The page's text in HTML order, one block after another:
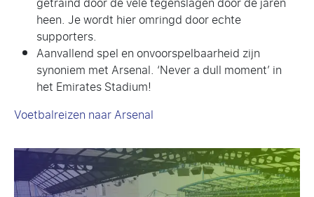
heen. Je wordt hier omringd door echte
supporters.
Aanvallend spel en onvoorspelbaarheid zijn
synoniem met Arsenal. ‘Never a dull moment’ in
het Emirates Stadium!
Voetbalreizen naar Arsenal